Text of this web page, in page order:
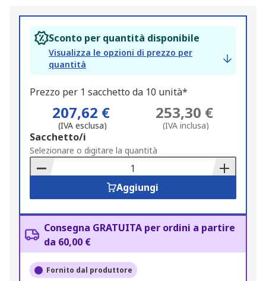
Sconto per quantità disponibile
Visualizza le opzioni di prezzo per
quantità
Prezzo per 1 sacchetto da 10 unità*
207,62 €
(IVA esclusa)
253,30 €
(IVA inclusa)
Add
to
Basket
Sacchetto/i
Selezionare o digitare la quantità
Aggiungi
Consegna GRATUITA per ordini a partire
da 60,00 €
Fornito dal produttore